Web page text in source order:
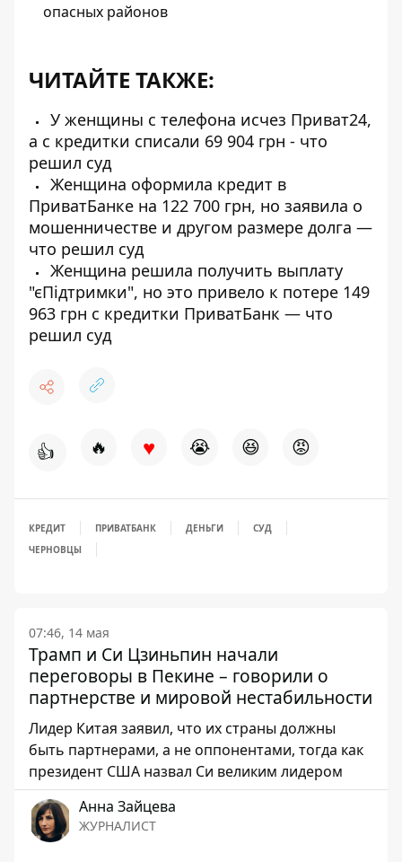
опасных районов
ЧИТАЙТЕ ТАКЖЕ:
У женщины с телефона исчез Приват24,
а с кредитки списали 69 904 грн - что
решил суд
Женщина оформила кредит в
ПриватБанке на 122 700 грн, но заявила о
мошенничестве и другом размере долга —
что решил суд
Женщина решила получить выплату
"єПідтримки", но это привело к потере 149
963 грн с кредитки ПриватБанк — что
решил суд
👍 🔥 ♥ 😭 😆 😡
КРЕДИТ ПРИВАТБАНК ДЕНЬГИ
СУД
ЧЕРНОВЦЫ
07:46, 14 мая
Трамп и Си Цзиньпин начали
переговоры в Пекине – говорили о
партнерстве и мировой нестабильности
Лидер Китая заявил, что их страны должны
быть партнерами, а не оппонентами, тогда как
президент США назвал Си великим лидером
Анна Зайцева
ЖУРНАЛИСТ